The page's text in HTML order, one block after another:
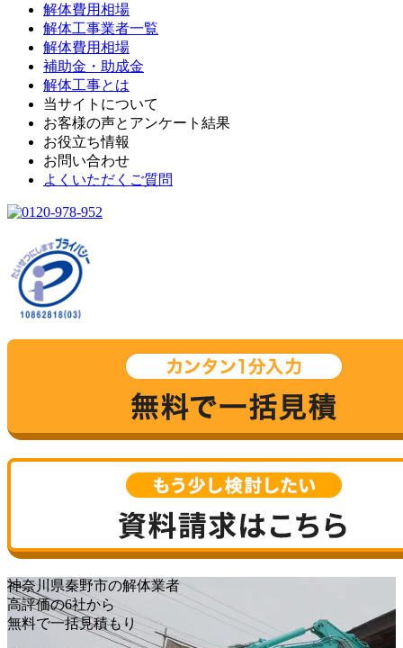
解体費用相場
解体工事業者一覧
解体費用相場
補助金・助成金
解体工事とは
当サイトについて
お客様の声とアンケート結果
お役立ち情報
お問い合わせ
よくいただくご質問
神奈川県秦野市の解体業者
高評価の6社から
無料で一括見積もり